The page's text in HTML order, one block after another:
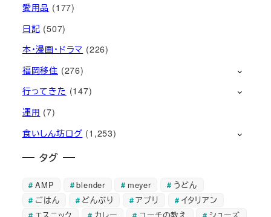
愛用品 (177)
日記 (507)
本・漫画・ドラマ (226)
福岡移住 (276)
行ってきた (147)
運用 (7)
食いしん坊ログ (1,253)
タグ
AMP blender meyer
うどん
ごはん
どんぶり アプリ
イタリアン